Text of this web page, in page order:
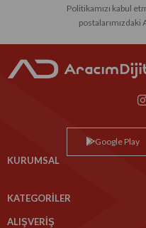
Politikamızı kabul
postalarımızdaki
Google Play
KURUMSAL
KATEGORİLER
ALIŞVERİŞ